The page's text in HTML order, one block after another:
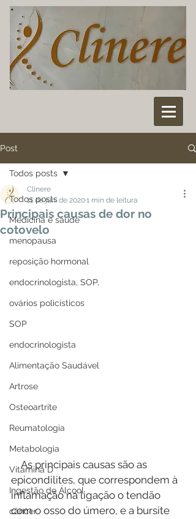
Post
Todos posts
Medicina e saúde
menopausa
reposição hormonal
endocrinologista, SOP,
ovários policísticos
SOP
endocrinologista
Alimentação Saudável
Artrose
Osteoartrite
Reumatologia
Metabologia
Vitamina D
Ingestão de Álcool
câncer
Todos posts
Principais causas de dor no
cotovelo
Clinere
11 de jun. de 20201 min de leitura
    As principais causas são as
epicondilites, que correspondem à
inflamação na ligação o tendão
com o osso do úmero, e a bursite